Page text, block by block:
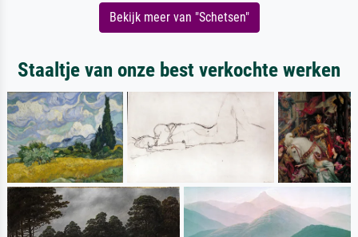
Bekijk meer van "Schetsen"
Staaltje van onze best verkochte werken